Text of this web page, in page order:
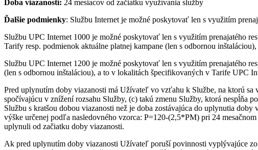
Doba viazanosti: 24 mesiacov od začiatku využívania služby
Ďalšie podmienky: Službu Internet je možné poskytovať len s využitím
Službu UPC Internet 1000 je možné poskytovať len s využitím prenajatého
Tarify resp. podmienok aktuálne platnej kampane (len s odbornou
Službu UPC Internet 1200 je možné poskytovať len s využitím prenajatého
(len s odbornou inštaláciou), a to v lokalitách špecifikovaných v Tarife UPC
Pred uplynutím doby viazanosti má Užívateľ vo vzťahu k Službe, na ktorú
spočívajúcu v znížení rozsahu Služby, (c) takú zmenu Služby, ktorá nespĺňa
Službu s kratšou dobou viazanosti než je doba zostávajúca do uplynutia
výške určenej podľa nasledovného vzorca: P=120-(2,5*PM) pri 24
uplynuli od začiatku doby viazanosti.
Ak pred uplynutím doby viazanosti Užívateľ poruší povinnosti vyplývajúce